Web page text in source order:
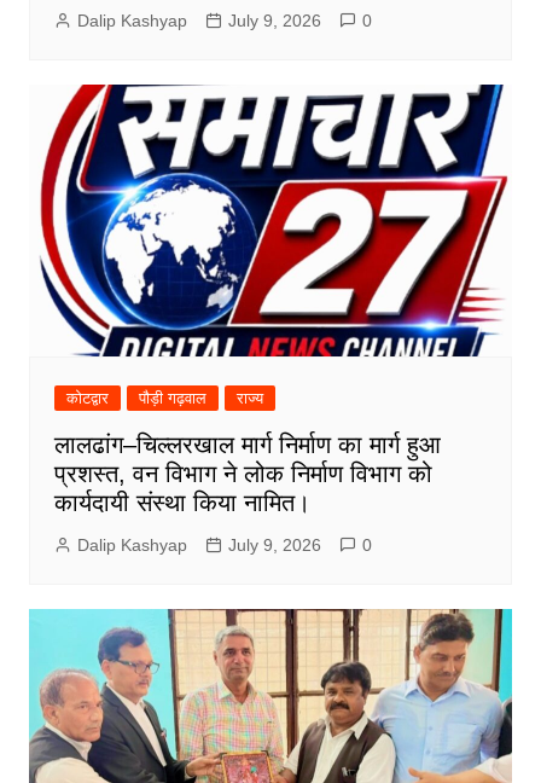
Dalip Kashyap July 9, 2026 0
कोटद्वार पौड़ी गढ़वाल राज्य
लालढांग–चिल्लरखाल मार्ग निर्माण का मार्ग हुआ
प्रशस्त, वन विभाग ने लोक निर्माण विभाग को
कार्यदायी संस्था किया नामित।
Dalip Kashyap July 9, 2026 0